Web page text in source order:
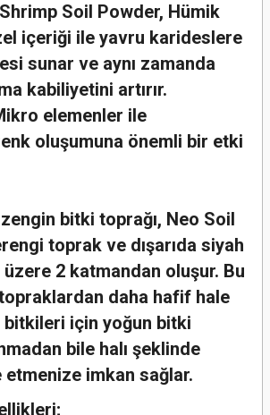
Soil Powder, Hümik
içeriği ile yavru karideslere
sunar ve aynı zamanda
kabiliyetini artırır.
elemenler ile
oluşumuna önemli bir etki
bitki toprağı, Neo Soil
toprak ve dışarıda siyah
2 katmandan oluşur. Bu
daha hafif hale
için yoğun bitki
bile halı şeklinde
imkan sağlar.